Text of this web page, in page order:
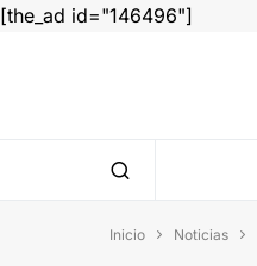
[the_ad id="146496"]
Inicio  Noticias 